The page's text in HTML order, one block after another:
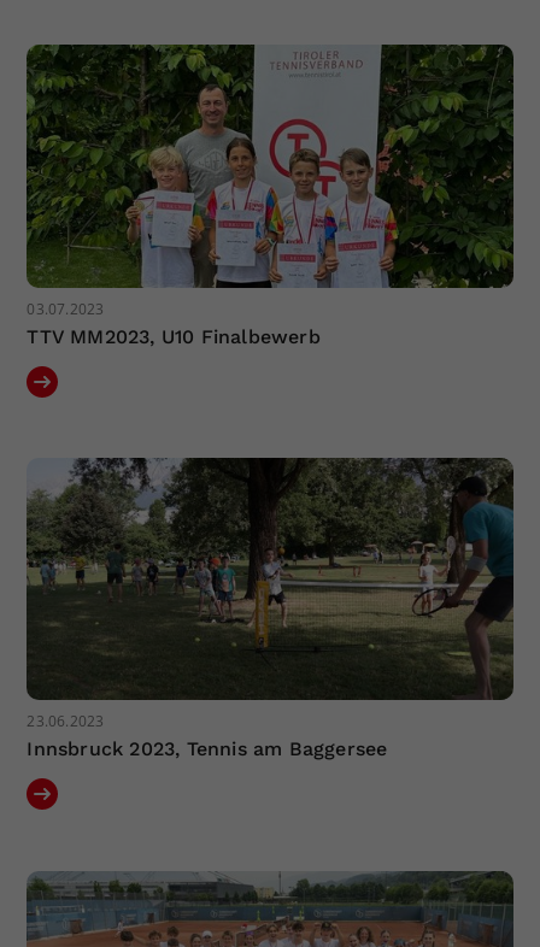
03.07.2023
TTV MM2023, U10 Finalbewerb
23.06.2023
Innsbruck 2023, Tennis am Baggersee
Zweck
Einstellungen. Unter anderem eine
zufällig generierte ID, für die
historische Speicherung Ihrer
vorgenommen Einstellungen, falls der
Webseiten-Betreiber dies eingestellt
hat.